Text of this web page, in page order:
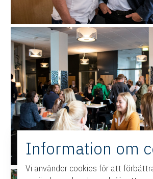
Information om
Vi använder cookies för att